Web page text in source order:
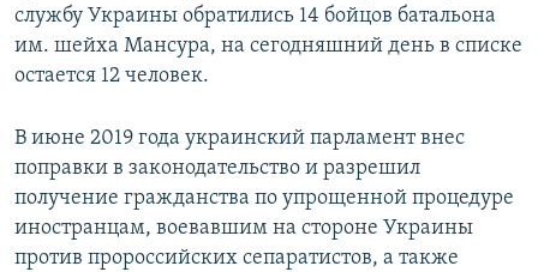
службу Украины обратились 14 бойцов батальона
им. шейха Мансура, на сегодняшний день в списке
остается 12 человек.
В июне 2019 года украинский парламент внес
поправки в законодательство и разрешил
получение гражданства по упрощенной процедуре
иностранцам, воевавшим на стороне Украины
против пророссийских сепаратистов, а также